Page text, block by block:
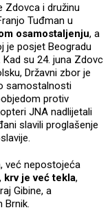
Zdovca i družinu
Tuđman u
osamostaljenju, a
je posjet Beogradu
Kad su 24. juna Zdovc
Državni zbor je
samostalnosti
protiv
JNA nadlijetali
slavili proglašenje
već nepostojeća
krv je već tekla,
Gibine, a
Brnik.